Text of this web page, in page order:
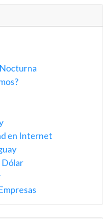
en Internet
Dólar